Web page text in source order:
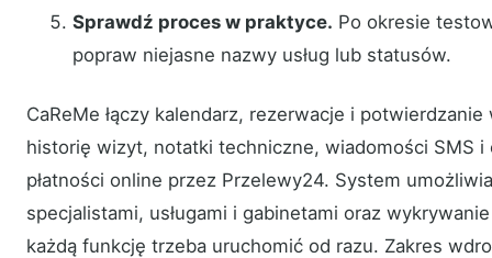
Sprawdź proces w praktyce. Po okresie
popraw niejasne nazwy usług lub statusów.
CaReMe łączy kalendarz, rezerwacje i
historię wizyt, notatki techniczne, wiadomości SMS
płatności online przez Przelewy24. System
specjalistami, usługami i gabinetami oraz
każdą funkcję trzeba uruchomić od razu. Zakres